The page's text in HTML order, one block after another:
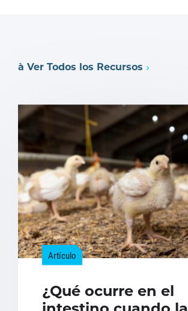
à Ver Todos los Recursos
Artículo
¿Qué ocurre en el